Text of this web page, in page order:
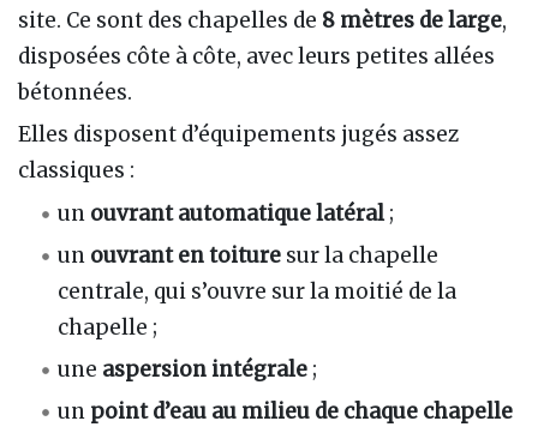
site. Ce sont des chapelles de 8 mètres de large,
disposées côte à côte, avec leurs petites allées
bétonnées.
Elles disposent d’équipements jugés assez
classiques :
un ouvrant automatique latéral;
un ouvrant en toiture sur la chapelle
centrale, qui s’ouvre sur la moitié de la
chapelle ;
une aspersion intégrale ;
un point d’eau au milieu de chaque chapelle